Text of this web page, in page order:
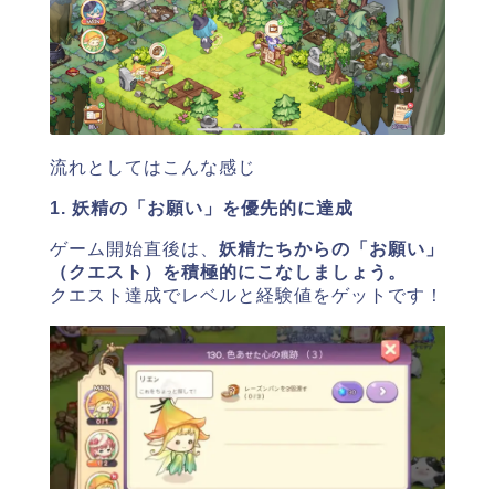
流れとしてはこんな感じ
1. 妖精の「お願い」を優先的に達成
ゲーム開始直後は、 妖精たちからの「お願い」
（クエスト）を積極的にこなしましょう。
クエスト達成でレベルと経験値をゲットです！